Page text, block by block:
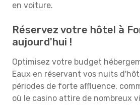
en voiture.
Réservez votre hôtel à
aujourd'hui !
Optimisez votre budget
Eaux en réservant vos nuits
périodes de forte affluence,
où le casino attire de nombreux